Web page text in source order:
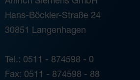
Hans-Böckler-Straße 24
30851 Langenhagen
Tel.: 0511 - 874598 - 0
Fax: 0511 - 874598 - 88